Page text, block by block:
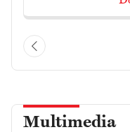
Multimedia